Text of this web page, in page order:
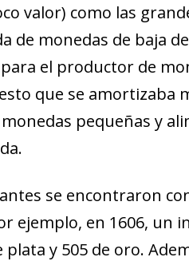
valor) como las
de monedas de baja
el productor de
que se amortizaba
pequeñas y
se encontraron
ejemplo, en 1606, un
y 505 de oro.